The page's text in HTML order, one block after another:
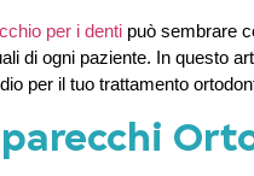
per i denti può sembrare
di ogni paziente. In questo
per il tuo trattamento